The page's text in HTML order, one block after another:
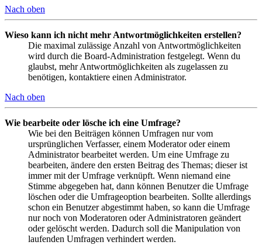
Nach oben
Wieso kann ich nicht mehr Antwortmöglichkeiten erstellen?
Die maximal zulässige Anzahl von Antwortmöglichkeiten
wird durch die Board-Administration festgelegt. Wenn du
glaubst, mehr Antwortmöglichkeiten als zugelassen zu
benötigen, kontaktiere einen Administrator.
Nach oben
Wie bearbeite oder lösche ich eine Umfrage?
Wie bei den Beiträgen können Umfragen nur vom
ursprünglichen Verfasser, einem Moderator oder einem
Administrator bearbeitet werden. Um eine Umfrage zu
bearbeiten, ändere den ersten Beitrag des Themas; dieser ist
immer mit der Umfrage verknüpft. Wenn niemand eine
Stimme abgegeben hat, dann können Benutzer die Umfrage
löschen oder die Umfrageoption bearbeiten. Sollte allerdings
schon ein Benutzer abgestimmt haben, so kann die Umfrage
nur noch von Moderatoren oder Administratoren geändert
oder gelöscht werden. Dadurch soll die Manipulation von
laufenden Umfragen verhindert werden.